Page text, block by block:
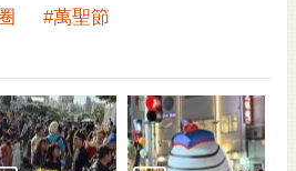
#萬聖節